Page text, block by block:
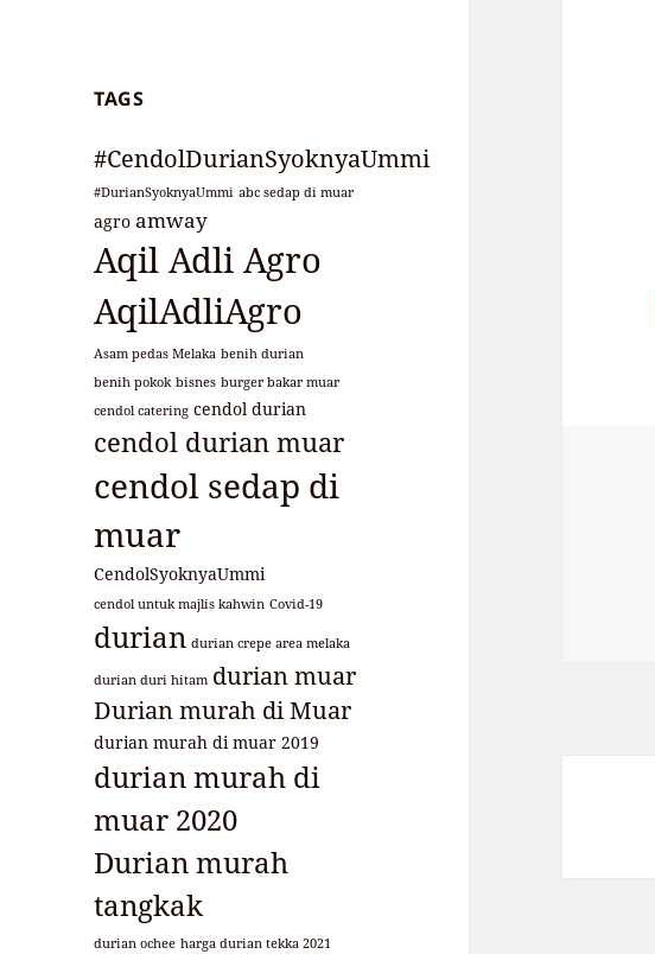
TAGS
#CendolDurianSyoknyaUmmi
#DurianSyoknyaUmmi abc sedap di muar
agro amway
Aqil Adli Agro
AqilAdliAgro
Asam pedas Melaka benih durian
benih pokok bisnes burger bakar muar
cendol catering cendol durian
cendol durian muar
cendol sedap di
muar
CendolSyoknyaUmmi
cendol untuk majlis kahwin Covid-19
durian durian crepe area melaka
durian duri hitam durian muar
Durian murah di Muar
durian murah di muar 2019
durian murah di
muar 2020
Durian murah
tangkak
durian ochee harga durian tekka 2021